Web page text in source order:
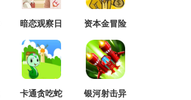
暗恋观察日
资本金冒险
卡通贪吃蛇
银河射击异